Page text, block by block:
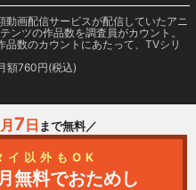
画配信サービスが配信していたアニ
ンツの作品数を調査員がカウント。
数のカウントにあたって、TVシリ
額760円(税込)
月 7 日 まで無料／
イ以外もOK
無料でおためし